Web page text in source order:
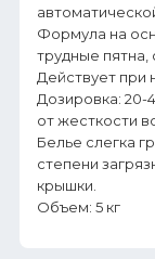
Формула на
трудные пятна,
Действует при
Дозировка: 20-
от жесткости
Белье слегка
степени
крышки.
Объем: 5 кг